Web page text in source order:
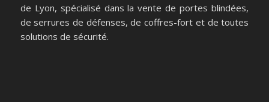
de Lyon, spécialisé dans la vente de portes blindées,
de serrures de défenses, de coffres-fort et de toutes
solutions de sécurité.